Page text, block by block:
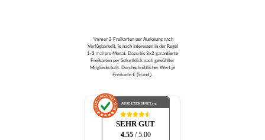
*Immer 2 Freikarten per Auslosung nach
Verfügbarkeit, je nach Interessen in der Regel
1-3 mal pro Monat. Dazu bis 3x2 garantierte
Freikarten per Sofortklick nach gewählter
Mitgliedschaft. Durchschnittlicher Wert je
Freikarte € (Stand ).
AUSGEZEICHNET.org
SEHR GUT
4.55 / 5.00